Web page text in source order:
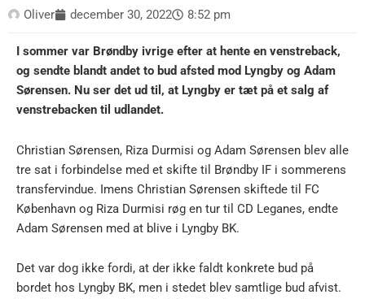
Oliver december 30, 2022 8:52 pm
I sommer var Brøndby ivrige efter at hente en venstreback,
og sendte blandt andet to bud afsted mod Lyngby og Adam
Sørensen. Nu ser det ud til, at Lyngby er tæt på et salg af
venstrebacken til udlandet.
Christian Sørensen, Riza Durmisi og Adam Sørensen blev alle
tre sat i forbindelse med et skifte til Brøndby IF i sommerens
transfervindue. Imens Christian Sørensen skiftede til FC
København og Riza Durmisi røg en tur til CD Leganes, endte
Adam Sørensen med at blive i Lyngby BK.
Det var dog ikke fordi, at der ikke faldt konkrete bud på
bordet hos Lyngby BK, men i stedet blev samtlige bud afvist.